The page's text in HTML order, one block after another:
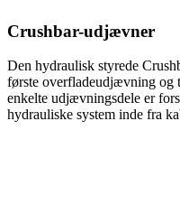
Crushbar-udjævner
Den hydraulisk styrede
første overfladeudjævning og
enkelte udjævningsdele er
hydrauliske system inde fra